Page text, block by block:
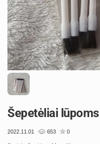
Šepetėliai lūpoms
2022.11.01 653 0